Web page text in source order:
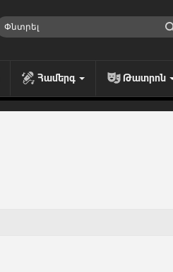
Համերգ Թատրոն